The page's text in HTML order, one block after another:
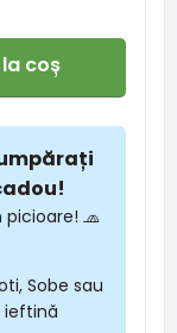
coș
🧢
Sobe sau
ieftină